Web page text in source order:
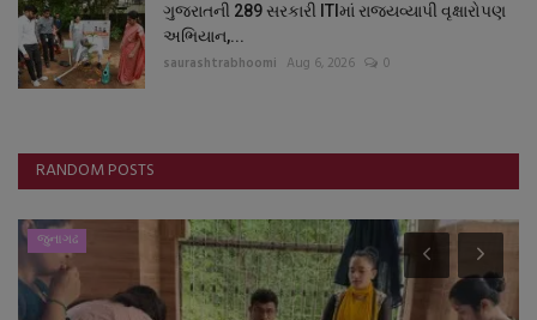
ગુજરાતની 289 સરકારી ITIમાં રાજ્યવ્યાપી વૃક્ષારોપણ
અભિયાન,...
saurashtrabhoomi Aug 6, 2026 0
RANDOM POSTS
જુનાગઢ